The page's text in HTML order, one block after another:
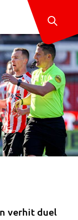
verhit duel